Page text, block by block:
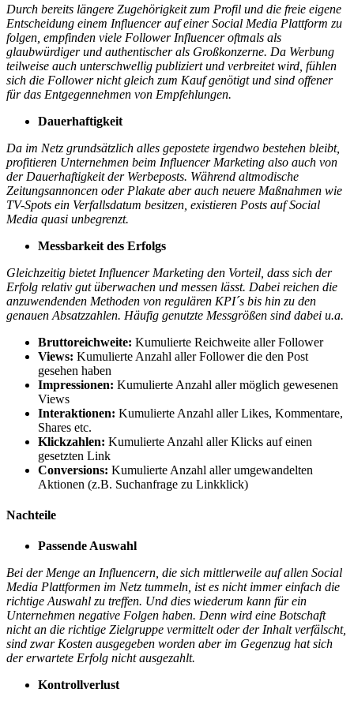
Durch bereits längere Zugehörigkeit zum Profil und die freie eigene
Entscheidung einem Influencer auf einer Social Media Plattform zu
folgen, empfinden viele Follower Influencer oftmals als
glaubwürdiger und authentischer als Großkonzerne. Da Werbung
teilweise auch unterschwellig publiziert und verbreitet wird, fühlen
sich die Follower nicht gleich zum Kauf genötigt und sind offener
für das Entgegennehmen von Empfehlungen.
Dauerhaftigkeit
Da im Netz grundsätzlich alles gepostete irgendwo bestehen bleibt,
profitieren Unternehmen beim Influencer Marketing also auch von
der Dauerhaftigkeit der Werbeposts. Während altmodische
Zeitungsannoncen oder Plakate aber auch neuere Maßnahmen wie
TV-Spots ein Verfallsdatum besitzen, existieren Posts auf Social
Media quasi unbegrenzt.
Messbarkeit des Erfolgs
Gleichzeitig bietet Influencer Marketing den Vorteil, dass sich der
Erfolg relativ gut überwachen und messen lässt. Dabei reichen die
anzuwendenden Methoden von regulären KPI´s bis hin zu den
genauen Absatzzahlen. Häufig genutzte Messgrößen sind dabei u.a.
Bruttoreichweite: Kumulierte Reichweite aller Follower
Views: Kumulierte Anzahl aller Follower die den Post
gesehen haben
Impressionen: Kumulierte Anzahl aller möglich gewesenen
Views
Interaktionen: Kumulierte Anzahl aller Likes, Kommentare,
Shares etc.
Klickzahlen: Kumulierte Anzahl aller Klicks auf einen
gesetzten Link
Conversions: Kumulierte Anzahl aller umgewandelten
Aktionen (z.B. Suchanfrage zu Linkklick)
Nachteile
Passende Auswahl
Bei der Menge an Influencern, die sich mittlerweile auf allen Social
Media Plattformen im Netz tummeln, ist es nicht immer einfach die
richtige Auswahl zu treffen. Und dies wiederum kann für ein
Unternehmen negative Folgen haben. Denn wird eine Botschaft
nicht an die richtige Zielgruppe vermittelt oder der Inhalt verfälscht,
sind zwar Kosten ausgegeben worden aber im Gegenzug hat sich
der erwartete Erfolg nicht ausgezahlt.
Kontrollverlust